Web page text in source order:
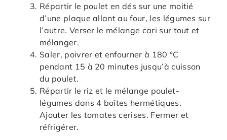
Répartir le poulet en dés sur une moitié
d’une plaque allant au four, les légumes sur
l’autre. Verser le mélange cari sur tout et
mélanger.
Saler, poivrer et enfourner à 180 °C
pendant 15 à 20 minutes jusqu’à cuisson
du poulet.
Répartir le riz et le mélange poulet-
légumes dans 4 boîtes hermétiques.
Ajouter les tomates cerises. Fermer et
réfrigérer.